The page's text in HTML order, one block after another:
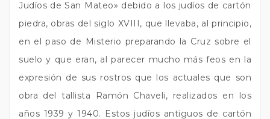
Judíos de San Mateo» debido a los judíos de cartón
piedra, obras del siglo XVIII, que llevaba, al principio,
en el paso de Misterio preparando la Cruz sobre el
suelo y que eran, al parecer mucho más feos en la
expresión de sus rostros que los actuales que son
obra del tallista Ramón Chaveli, realizados en los
años 1939 y 1940. Estos judíos antiguos de cartón